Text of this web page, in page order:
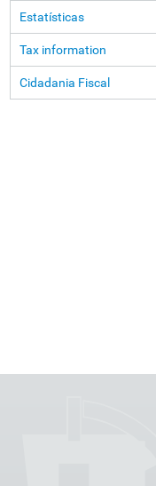
Estatísticas
Tax information
Cidadania Fiscal